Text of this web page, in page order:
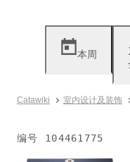
本周
Catawiki 室内设计及装饰
编号 104461775